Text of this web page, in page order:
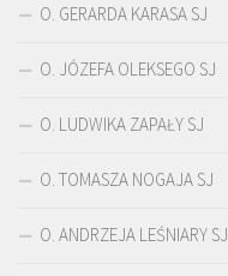
O. GERARDA KARASA SJ
O. JÓZEFA OLEKSEGO SJ
O. LUDWIKA ZAPAŁY SJ
O. TOMASZA NOGAJA SJ
O. ANDRZEJA LEŚNIARY SJ